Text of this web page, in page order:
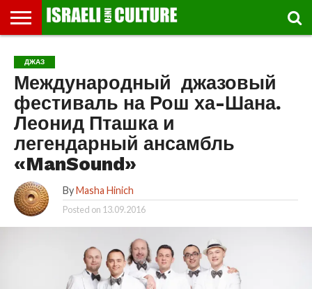
МУЗЕИ
СТРАНА
ФЕСТИВАЛЕЙ
ТЕАТР
КНИГИ.
ТЕКСТЫ
МУЗЫКА
РЕЛИГИЯ/
ИСТОРИЯ
ДВИЖЕНИЕ
ДЕТИ
ВЫХОДНОГО
ДНЯ
МАРШРУТЫ
ПРОГУЛЬЩИКА
ВИДЕО-
РЕЧИ
ВПЕЧАТЛЕНИЯ
ВСТРЕЧИ
И
ЛЕКЦИИ
ИНТЕРВЬЮ
КИНО
TEL
AVIV
GLOBAL
ДЖАЗ
Международный джазовый
фестиваль на Рош ха-Шана.
Леонид Пташка и
легендарный ансамбль
«ManSound»
By Masha Hinich
Posted on 13.09.2016